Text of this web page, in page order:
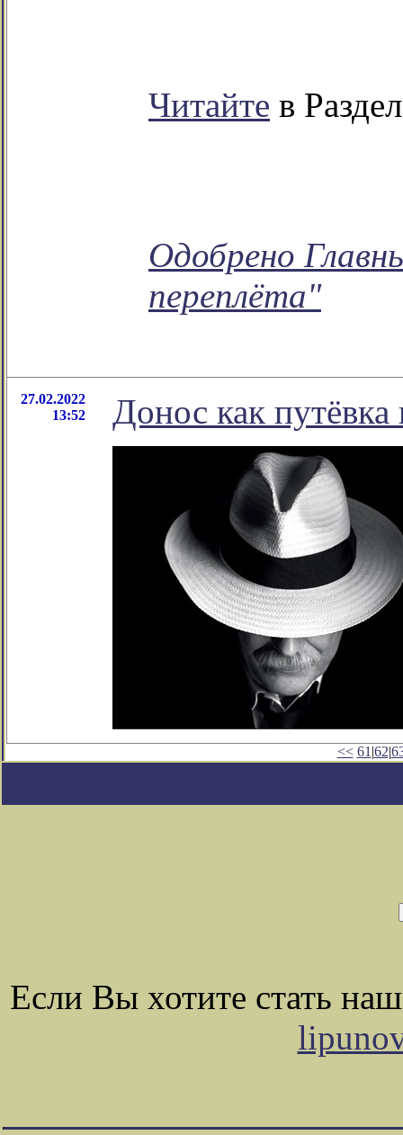
Читайте в
Одобрено
переплёта"
27.02.2022
13:52
Донос как путёвка
<< 61 |62|
Если Вы хотите стать